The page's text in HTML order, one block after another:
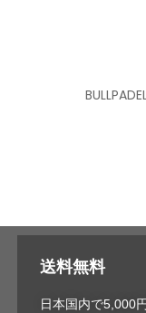
送料無料
日本国内で5,000